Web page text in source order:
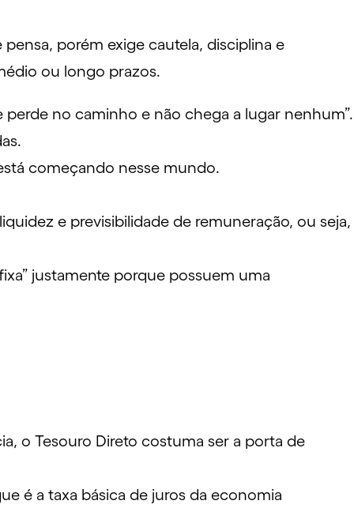
porém exige cautela, disciplina e
ou longo prazos.
no caminho e não chega a lugar nenhum”.
começando nesse mundo.
liquidez e previsibilidade de remuneração, ou seja,
justamente porque possuem uma
, o Tesouro Direto costuma ser a porta de
é a taxa básica de juros da economia